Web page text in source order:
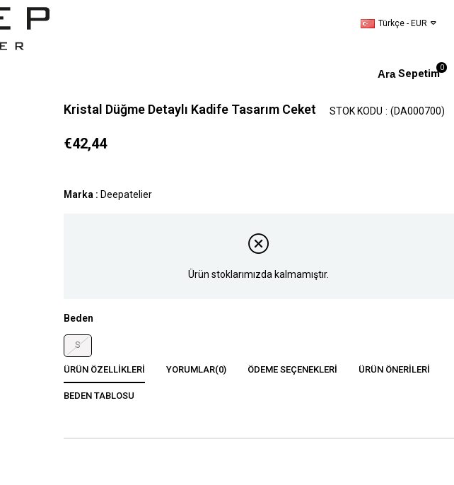
Türkçe - EUR
Sepetim0
Kristal Düğme Detaylı Kadife Tasarım Ceket (DA000700)
STOK KODU
€42,44
Marka : Deepatelier
Ürün stoklarımızda kalmamıştır.
Beden
S
ÜRÜN ÖZELLIKLERI YORUMLAR(0) ÖDEME SEÇENEKLERI ÜRÜN ÖNERILERI
BEDEN TABLOSU